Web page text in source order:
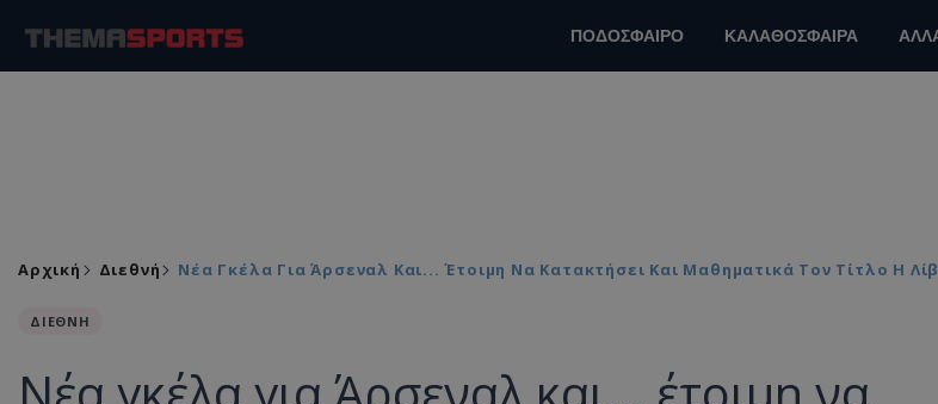
ΠΟΔΟΣΦΑΙΡΟ ΚΑΛΑΘΟΣΦΑΙΡΑ
Αρχική Διεθνή Νέα Γκέλα Για Άρσεναλ Και... Έτοιμη Να Κατακτήσει Και Μαθηματικά Τον Τίτλο Η
ΔΙΕΘΝΗ